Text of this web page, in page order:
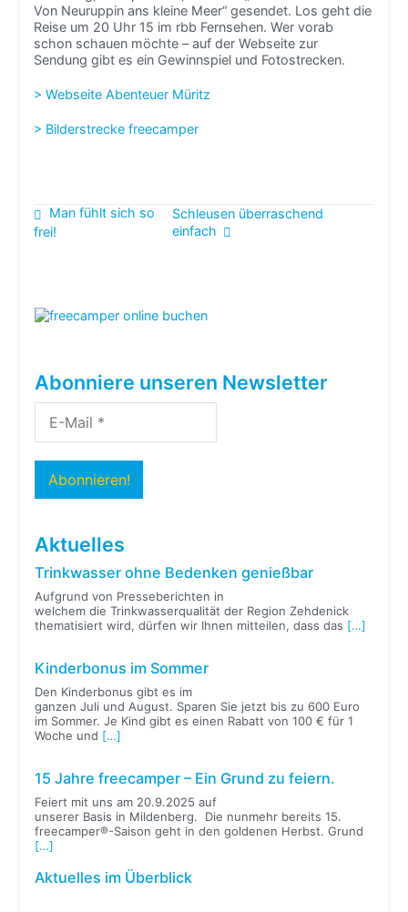
Von Neuruppin ans kleine Meer“ gesendet. Los geht die
Reise um 20 Uhr 15 im rbb Fernsehen. Wer vorab
schon schauen möchte – auf der Webseite zur
Sendung gibt es ein Gewinnspiel und Fotostrecken.
> Webseite Abenteuer Müritz
> Bilderstrecke freecamper
Beitragsnavigation
Man fühlt sich so
frei!
Schleusen überraschend
einfach
Abonniere unseren Newsletter
Aktuelles
Trinkwasser ohne Bedenken genießbar
Aufgrund von Presseberichten in
welchem die Trinkwasserqualität der Region Zehdenick
thematisiert wird, dürfen wir Ihnen mitteilen, dass das […]
Kinderbonus im Sommer
Den Kinderbonus gibt es im
ganzen Juli und August. Sparen Sie jetzt bis zu 600 Euro
im Sommer. Je Kind gibt es einen Rabatt von 100 € für 1
Woche und […]
15 Jahre freecamper – Ein Grund zu feiern.
Feiert mit uns am 20.9.2025 auf
unserer Basis in Mildenberg. Die nunmehr bereits 15.
freecamper®-Saison geht in den goldenen Herbst. Grund
[…]
Aktuelles im Überblick